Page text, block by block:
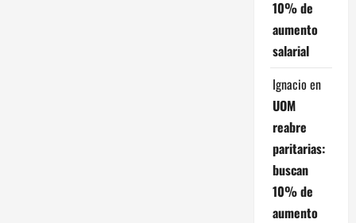
10% de
aumento
salarial
Ignacio en
UOM
reabre
paritarias:
buscan
10% de
aumento